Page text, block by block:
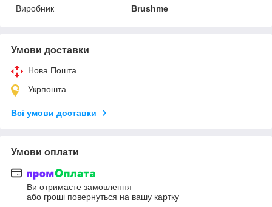
Виробник
Brushme
Умови доставки
Нова Пошта
Укрпошта
Всі умови доставки
Умови оплати
Ви отримаєте замовлення
або гроші повернуться на вашу картку